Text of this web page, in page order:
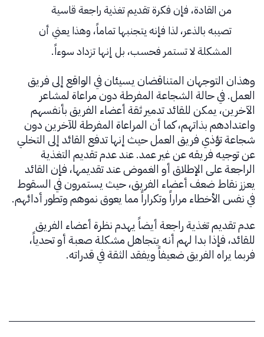
من القادة، فإن فكرة تقديم تغذية راجعة قاسية
تصيبه بالذعر، لذا فإنه يتجنبها تماماً، وهذا يعني أن
المشكلة لا تستمر فحسب، بل إنها تزداد سوءاً.
وهذان التوجهان المتناقضان يسيئان في الواقع إلى فريق
العمل. في حالة الشجاعة المفرطة دون مراعاة لمشاعر
الآخرين، يمكن للقائد تدمير ثقة أعضاء الفريق بأنفسهم
واعتدادهم بذاتهم، كما أن المراعاة المفرطة للآخرين دون
شجاعة تؤذي فريق العمل حيث إنها تدفع القائد إلى التخلي
عن توجيه فريقه عن غير عمد. عند عدم تقديم التغذية
الراجعة على الإطلاق أو الغموض عند تقديمها، فإن القائد
يعزز نقاط ضعف أعضاء الفريق، حيث يستمرون في السقوط
في نفس الأخطاء مراراً وتكراراً مما يعوق نموهم وتطور أدائهم.
عدم تقديم تغذية راجعة أيضاً يهدم نظرة أعضاء الفريق
للقائد، فإذا بدا لهم أنه يتجاهل مشكلة صعبة أو تحدياً،
فربما يراه الفريق ضعيفاً ويفقد الثقة في قدراته.